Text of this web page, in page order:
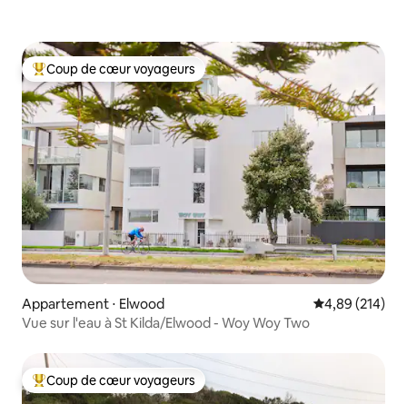
Arrivée à 14h, départ à 11h
Coups de cœur voyageurs les plus appréciés
Coup de cœur voyageurs
Appartement ⋅ Elwood Évaluation
4,89 (214)
Vue sur l'eau à St Kilda/Elwood - Woy Woy Two
Coups de cœur voyageurs les plus appréciés
Coup de cœur voyageurs